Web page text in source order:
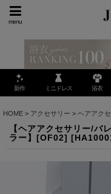
menu
新作 ミニドレス 浴衣
HOME > アクセサリー > ヘアアク
【ヘアアクセサリー/バ
ラー】[OF02] [